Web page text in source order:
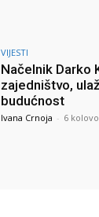
VIJESTI
Načelnik Darko
zajedništvo,
budućnost
Ivana Crnoja - 6